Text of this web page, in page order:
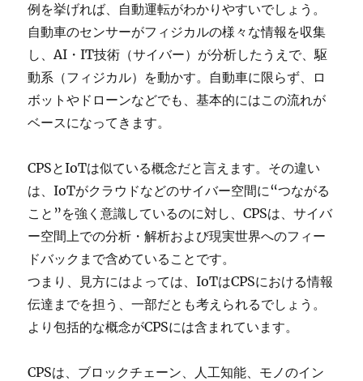
例を挙げれば、自動運転がわかりやすいでしょう。
自動車のセンサーがフィジカルの様々な情報を収集
し、AI・IT技術（サイバー）が分析したうえで、駆
動系（フィジカル）を動かす。自動車に限らず、ロ
ボットやドローンなどでも、基本的にはこの流れが
ベースになってきます。
CPSとIoTは似ている概念だと言えます。その違い
は、IoTがクラウドなどのサイバー空間に“つながる
こと”を強く意識しているのに対し、CPSは、サイバ
ー空間上での分析・解析および現実世界へのフィー
ドバックまで含めていることです。
つまり、見方にはよっては、IoTはCPSにおける情報
伝達までを担う、一部だとも考えられるでしょう。
より包括的な概念がCPSには含まれています。
CPSは、ブロックチェーン、人工知能、モノのイン